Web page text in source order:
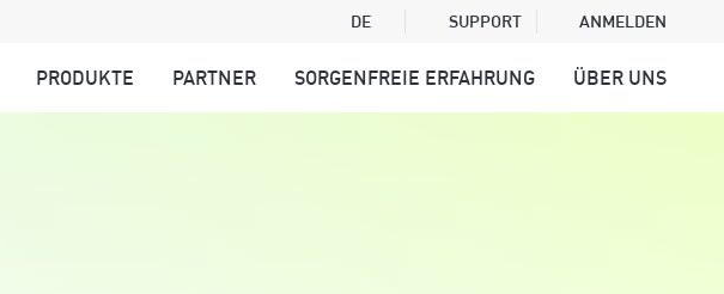
DE SUPPORT ANMELDEN
PRODUKTE PARTNER SORGENFREIE ERFAHRUNG ÜBER UNS